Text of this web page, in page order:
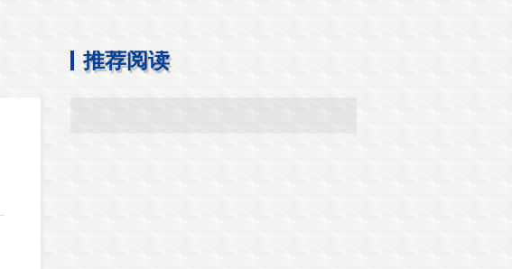
推荐阅读